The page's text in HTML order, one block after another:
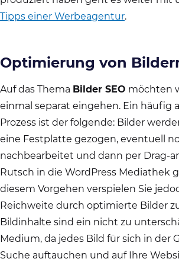
Tipps einer Werbeagentur.
Optimierung von
Auf das Thema Bilder SEO möchten
einmal separat eingehen. Ein häufig
Prozess ist der folgende: Bilder
eine Festplatte gezogen, eventuell
nachbearbeitet und dann per Drag-
Rutsch in die WordPress Mediathek
diesem Vorgehen verspielen Sie
Reichweite durch optimierte Bilder
Bildinhalte sind ein nicht zu
Medium, da jedes Bild für sich in der
Suche auftauchen und auf Ihre